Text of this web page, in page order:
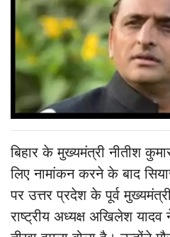
बिहार के मुख्यमंत्री नीतीश
लिए नामांकन करने के बाद
पर उत्तर प्रदेश के पूर्व
राष्ट्रीय अध्यक्ष अखिलेश यादव